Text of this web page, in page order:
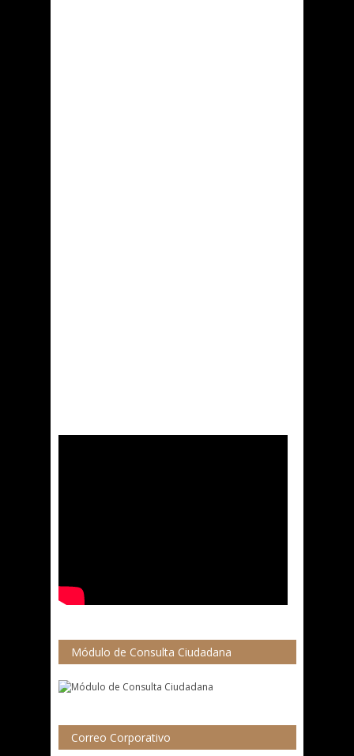
Módulo de Consulta Ciudadana
Correo Corporativo